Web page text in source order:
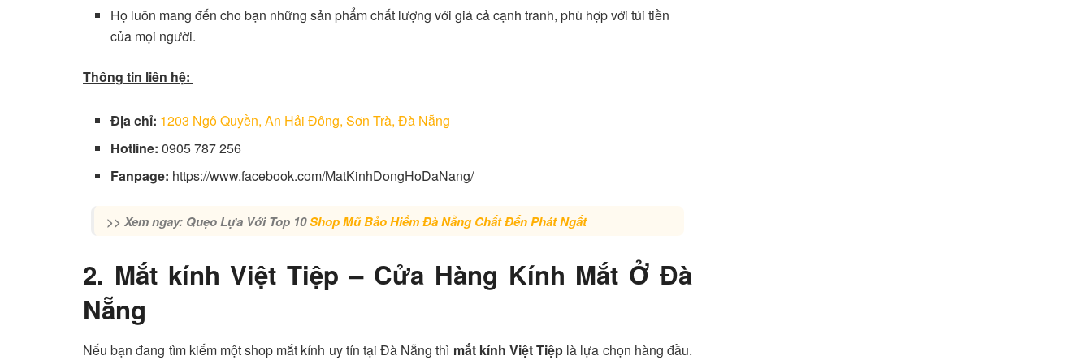
Họ luôn mang đến cho bạn những sản phẩm chất lượng với giá cả cạnh tranh, phù hợp với túi tiền
của mọi người.
Thông tin liên hệ:
Địa chỉ: 1203 Ngô Quyền, An Hải Đông, Sơn Trà, Đà Nẵng
Hotline:0905 787 256
Fanpage: https://www.facebook.com/MatKinhDongHoDaNang/
>> Xem ngay: Quẹo Lựa Với Top 10Shop Mũ Bảo Hiểm Đà Nẵng Chất Đến Phát Ngất
2. Mắt kính Việt Tiệp – Cửa Hàng Kính Mắt Ở Đà
Nẵng
Nếu bạn đang tìm kiếm một shop mắt kính uy tín tại Đà Nẵng thì mắt kính Việt Tiệp là lựa chọn hàng đầu.